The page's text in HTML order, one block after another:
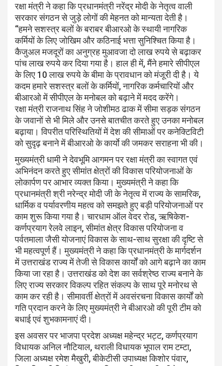
रक्षा मंत्री ने कहा कि प्रधानमंत्री नरेंद्र मोदी के नेतृत्व वाली
सरकार संगठन से जुड़े लोगों की मेहनत को मान्यता देती है।
“हमने सशस्त्र बलों के बराबर बीआरओ के स्थायी नागरिक
कर्मियों के लिए जोखिम और कठिनाई भत्ता सुनिश्चित किया है।
कैजुअल मजदूरों का अनुग्रह मुआवजा दो लाख रुपये से बढ़ाकर
पांच लाख रुपये कर दिया गया है। हाल ही में, मैंने हमारे सीपीएल
के लिए 10 लाख रुपये के बीमा के प्रावधान को मंजूरी दी है। ये
कदम हमारे सशस्त्र बलों के कर्मियों, नागरिक कर्मचारियों और
बीआरओ में सीपीएल के मनोबल को बढ़ाने में मदद करेंगे।
रक्षा मंत्री राजनाथ सिंह ने जोशीमठ ढाक में सीमा सड़क संगठन
के जवानों से भी मिले और उनसे बातचीत करते हुए उनका मनोबल
बढ़ाया। विपरीत परिस्थितियों में देश की सीमाओं पर कनेक्टिविटी
को सुदृढ़ बनाने में बीआरओ के कार्याे की जमकर सराहना भी की।
मुख्यमंत्री धामी ने देवभूमि आगमन पर रक्षा मंत्री का स्वागत एवं
अभिनंदन करते हुए सीमांत क्षेत्रों की विकास परियोजनाओं के
लोकार्पण पर आभार व्यक्त किया। मुख्यमंत्री ने कहा कि
प्रधानमंत्री श्री नरेन्द्र मोदी जी के नेतृत्व में राज्य के सामरिक,
धार्मिक व पर्यावरणीय महत्व को समझते हुए बड़ी परियोजनाओं पर
काम शुरू किया गया है। चारधाम ऑल वेदर रोड, ऋषिकेश-
कर्णप्रयाग रेलवे लाइन, सीमांत क्षेत्र विकास परियोजना व
पर्वतमाला जैसी योजनाएं विकास के साथ-साथ सुरक्षा की दृष्टि से
भी महत्वपूर्ण हैं। मुख्यमंत्री ने कहा कि प्रधानमंत्री के मार्गदर्शन
में उत्तराखंड राज्य में तेजी से विकास कार्यों को आगे बढ़ाने का काम
किया जा रहा है। उत्तराखंड को देश का सर्वश्रेष्ठ राज्य बनाने के
लिए राज्य सरकार विकल्प रहित संकल्प के साथ पूरे मनोरथ से
काम कर रही है। सीमावर्ती क्षेत्रों में अवसंरचना विकास कार्यों को
गति प्रदान करने के लिए मुख्यमंत्री ने बीआरओ की पूरी टीम को
बधाई एवं शुभकामनाएं दी।
इस अवसर पर भाजपा प्रदेश अध्यक्ष महेन्द्र भट्ट, कर्णप्रयाग
विधायक अनिल नौटियाल, थराली विधायक भूपाल राम टम्टा,
जिला अध्यक्ष रमेश मैखुरी, बीकेटीसी उपाध्यक्ष किशोर पंवार,